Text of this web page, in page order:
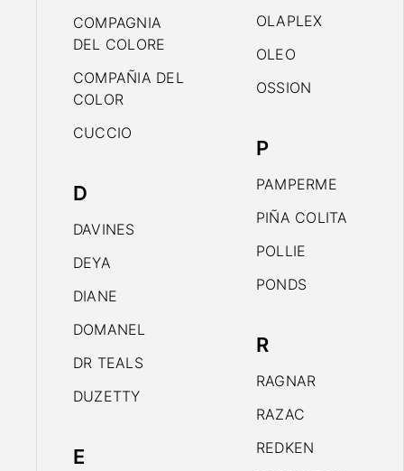
COMPAGNIA
DEL COLORE
COMPAÑIA DEL
COLOR
CUCCIO
D
DAVINES
DEYA
DIANE
DOMANEL
DR TEALS
DUZETTY
E
OLAPLEX
OLEO
OSSION
P
PAMPERME
PIÑA COLITA
POLLIE
PONDS
R
RAGNAR
RAZAC
REDKEN